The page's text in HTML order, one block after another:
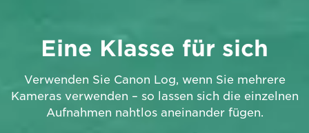
Eine Klasse für sich
Verwenden Sie Canon Log, wenn Sie mehrere
Kameras verwenden – so lassen sich die einzelnen
Aufnahmen nahtlos aneinander fügen.